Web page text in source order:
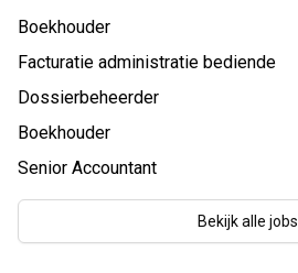
Boekhouder
Facturatie administratie bediende
Dossierbeheerder
Boekhouder
Senior Accountant
Bekijk alle jobs